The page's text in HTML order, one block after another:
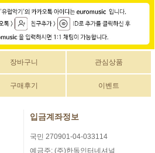
장바구니 관심상품
구매후기 이벤트
입금계좌정보
국민 270901-04-033114
예금주: (주)한독인터네셔널